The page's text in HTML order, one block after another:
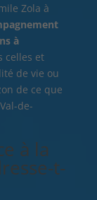
Zola à
à
celles et
de vie ou
de ce que
de-
à la
t-